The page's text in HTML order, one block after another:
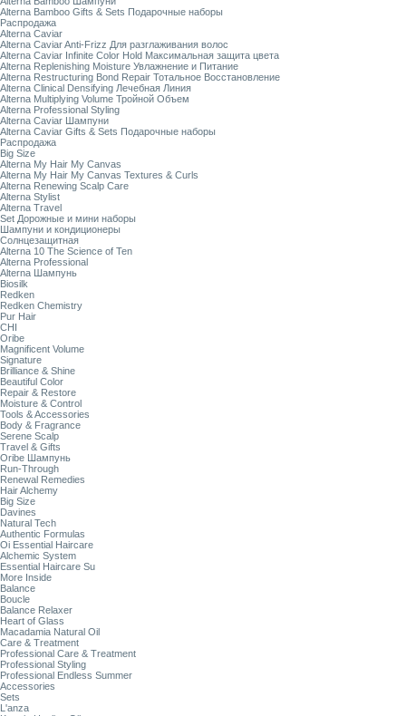
Alterna Bamboo Gifts & Sets Подарочные наборы
Распродажа
Alterna Caviar
Alterna Caviar Anti-Frizz Для разглаживания волос
Alterna Caviar Infinite Color Hold Максимальная защита цвета
Alterna Replenishing Moisture Увлажнение и Питание
Alterna Restructuring Bond Repair Тотальное Восстановление
Alterna Clinical Densifying Лечебная Линия
Alterna Multiplying Volume Тройной Объем
Alterna Professional Styling
Alterna Caviar Шампуни
Alterna Caviar Gifts & Sets Подарочные наборы
Распродажа
Big Size
Alterna My Hair My Canvas
Alterna My Hair My Canvas Textures & Curls
Alterna Renewing Scalp Care
Alterna Stylist
Alterna Travel
Set Дорожные и мини наборы
Шампуни и кондиционеры
Солнцезащитная
Alterna 10 The Science of Ten
Alterna Professional
Alterna Шампунь
Biosilk
Redken
Redken Chemistry
Pur Hair
CHI
Oribe
Magnificent Volume
Signature
Brilliance & Shine
Beautiful Color
Repair & Restore
Moisture & Control
Tools & Accessories
Body & Fragrance
Serene Scalp
Travel & Gifts
Oribe Шампунь
Run-Through
Renewal Remedies
Hair Alchemy
Big Size
Davines
Natural Tech
Authentic Formulas
Oi Essential Haircare
Alchemic System
Essential Haircare Su
More Inside
Balance
Boucle
Balance Relaxer
Heart of Glass
Macadamia Natural Oil
Care & Treatment
Professional Care & Treatment
Professional Styling
Professional Endless Summer
Accessories
Sets
L'anza